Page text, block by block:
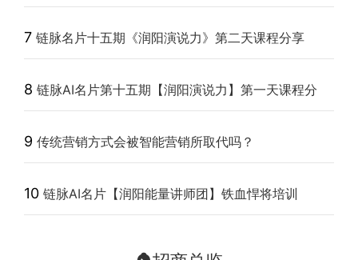
7 链脉名片十五期《润阳演说力》第二天课程分享
8 链脉AI名片第十五期【润阳演说力】第一天课程分
9 传统营销方式会被智能营销所取代吗？
10 链脉AI名片【润阳能量讲师团】铁血悍将培训